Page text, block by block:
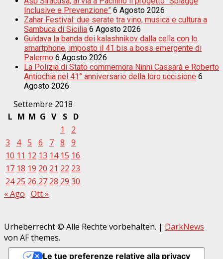
Inclusive e Prevenzione” 6 Agosto 2026
Zahar Festival: due serate tra vino, musica e cultura a
Sambuca di Sicilia 6 Agosto 2026
Guidava la banda dei kalashnikov dalla cella con lo
smartphone, imposto il 41 bis a boss emergente di
Palermo 6 Agosto 2026
La Polizia di Stato commemora Ninni Cassarà e Roberto
Antiochia nel 41° anniversario della loro uccisione 6
Agosto 2026
Settembre 2018
L M M G V S
D
1
2
3
4 5 6 7 8
9
10 11 12 13 14 15 16
17 18 19 20 21 22 23
24 25 26 27 28 29 30
« Ago Ott »
Urheberrecht © Alle Rechte vorbehalten. | DarkNews
von AF themes.
Le tue preferenze relative alla privacy